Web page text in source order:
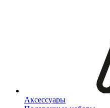
Аксессуары